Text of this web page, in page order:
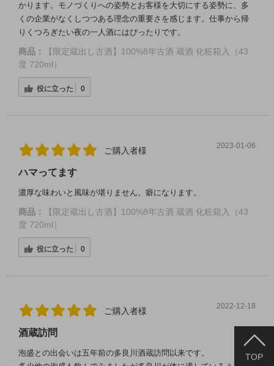
かります。モノづくりへの姿勢とお客様を大切にする姿勢に、多
くの企業がなくしつつある理念の重要さを感じます。仕事から帰
りくつろぎたい夜の一人酒にはぴったりです。
商品：
【限定蔵出し古酒】100%8年古酒 蔵酒 化粧箱入（43
度 720ml）
役に立った 0
ご購入者様 2023-01-06
ハマってます
濃厚な味わいと風味が堪りません。癖になります。
商品：
【限定蔵出し古酒】100%8年古酒 蔵酒 化粧箱入（43
度 720ml）
役に立った 0
ご購入者様 2022-12-18
酒蔵訪問
泡盛との出会いは五年前の多良川酒蔵訪問以来です。
TOP